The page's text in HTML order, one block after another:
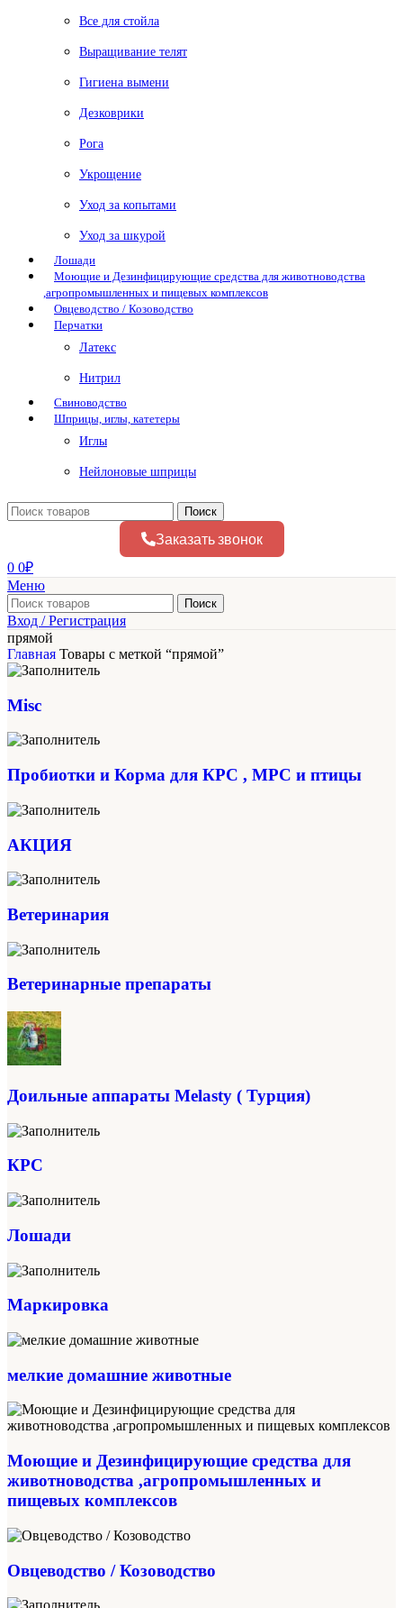
Все для стойла
Выращивание телят
Гигиена вымени
Дезковрики
Рога
Укрощение
Уход за копытами
Уход за шкурой
Лошади
Моющие и Дезинфицирующие средства для животноводства
,агропромышленных и пищевых комплексов
Овцеводство / Козоводство
Перчатки
Латекс
Нитрил
Свиноводство
Шприцы, иглы, катетеры
Иглы
Нейлоновые шприцы
Поиск
Заказать звонок
0 0₽
Меню
Поиск
Вход / Регистрация
прямой
Главная Товары с меткой “прямой”
Misc
Пробиотки и Корма для КРС , МРС и птицы
АКЦИЯ
Ветеринария
Ветеринарные препараты
Доильные аппараты Melasty ( Турция)
КРС
Лошади
Маркировка
мелкие домашние животные
Моющие и Дезинфицирующие средства для
животноводства ,агропромышленных и
пищевых комплексов
Овцеводство / Козоводство